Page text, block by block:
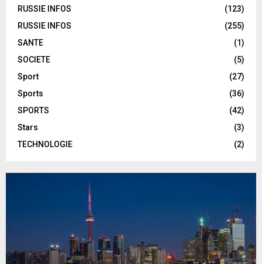
RUSSIE INFOS
(123)
RUSSIE INFOS
(255)
SANTE
(1)
SOCIETE
(5)
Sport
(27)
Sports
(36)
SPORTS
(42)
Stars
(3)
TECHNOLOGIE
(2)